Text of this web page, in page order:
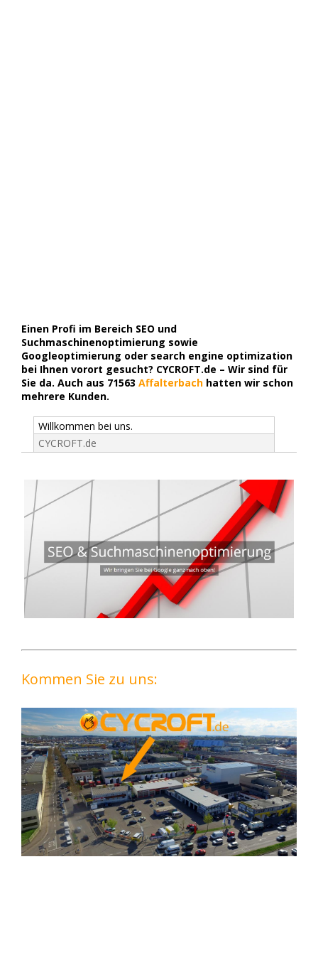
Einen Profi im Bereich SEO und
Suchmaschinenoptimierung sowie
Googleoptimierung oder search engine optimization
bei Ihnen vorort gesucht? CYCROFT.de – Wir sind für
Sie da. Auch aus 71563 Affalterbach hatten wir schon
mehrere Kunden.
Willkommen bei uns.
CYCROFT.de
Kommen Sie zu uns: